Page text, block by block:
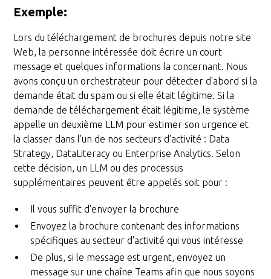
Exemple:
Lors du téléchargement de brochures depuis notre site
Web, la personne intéressée doit écrire un court
message et quelques informations la concernant. Nous
avons conçu un orchestrateur pour détecter d'abord si la
demande était du spam ou si elle était légitime. Si la
demande de téléchargement était légitime, le système
appelle un deuxième LLM pour estimer son urgence et
la classer dans l'un de nos secteurs d'activité : Data
Strategy, DataLiteracy ou Enterprise Analytics. Selon
cette décision, un LLM ou des processus
supplémentaires peuvent être appelés soit pour :
Il vous suffit d'envoyer la brochure
Envoyez la brochure contenant des informations
spécifiques au secteur d'activité qui vous intéresse
De plus, si le message est urgent, envoyez un
message sur une chaîne Teams afin que nous soyons